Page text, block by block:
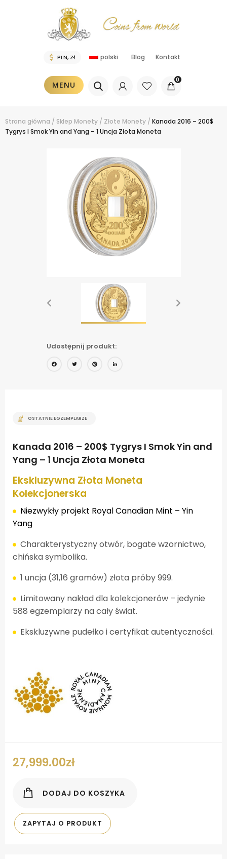
polski Blog Kontakt
MENU
0
Strona główna / Sklep Monety / Złote Monety / Kanada 2016 – 200$
Tygrys I Smok Yin and Yang – 1 Uncja Złota Moneta
Udostępnij produkt:
Facebook
TwitterPinterest
OSTATNIE EGZEMPLARZE
Kanada 2016 – 200$ Tygrys I Smok Yin and
Yang – 1 Uncja Złota Moneta
Ekskluzywna Złota Moneta
Kolekcjonerska
Niezwykły projekt Royal Canadian Mint – Yin
Yang
Charakterystyczny otwór, bogate wzornictwo,
chińska symbolika.
1 uncja (31,16 gramów) złota próby 999.
Limitowany nakład dla kolekcjonerów – jedynie
588 egzemplarzy na cały świat.
Ekskluzywne pudełko i certyfikat autentyczności.
27,999.00zł
DODAJ DO KOSZYKA
ZAPYTAJ O PRODUKT